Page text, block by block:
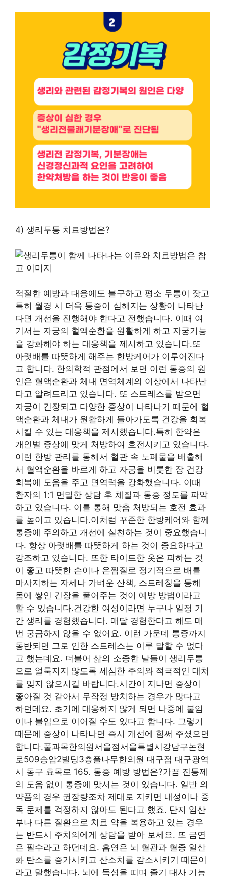
4) 생리두통 치료방법은?
적절한 예방과 대응에도 불구하고 평소 두통이 잦고
특히 월경 시 더욱 통증이 심해지는 상황이 나타난
다면 개선을 진행해야 한다고 전했습니다. 이때 여
기서는 자궁의 혈액순환을 원활하게 하고 자궁기능
을 강화해야 하는 대응책을 제시하고 있습니다.또
아랫배를 따뜻하게 해주는 한방케어가 이루어진다
고 합니다. 한의학적 관점에서 보면 이런 통증의 원
인은 혈액순환과 체내 면역체계의 이상에서 나타난
다고 알려드리고 있습니다. 또 스트레스를 받으면
자궁이 긴장되고 다양한 증상이 나타나기 때문에 혈
액순환과 체내가 원활하게 돌아가도록 건강을 회복
시킬 수 있는 대응책을 제시했습니다.특히 한약은
개인별 증상에 맞게 처방하여 호전시키고 있습니다.
이런 한방 관리를 통해서 혈관 속 노폐물을 배출해
서 혈액순환을 바르게 하고 자궁을 비롯한 장 건강
회복에 도움을 주고 면역력을 강화했습니다. 이때
환자의 1:1 면밀한 상담 후 체질과 통증 정도를 파악
하고 있습니다. 이를 통해 맞춤 처방되는 호전 효과
를 높이고 있습니다.이처럼 꾸준한 한방케어와 함께
통증에 주의하고 개선에 실천하는 것이 중요했습니
다. 항상 아랫배를 따뜻하게 하는 것이 중요하다고
강조하고 있습니다. 또한 타이트한 옷은 피하는 것
이 좋고 따뜻한 손이나 온찜질로 정기적으로 배를
마사지하는 자세나 가벼운 산책, 스트레칭을 통해
몸에 쌓인 긴장을 풀어주는 것이 예방 방법이라고
할 수 있습니다.건강한 여성이라면 누구나 일정 기
간 생리를 경험했습니다. 매달 경험한다고 해도 매
번 궁금하지 않을 수 없어요. 이런 가운데 통증까지
동반되면 그로 인한 스트레스는 이루 말할 수 없다
고 했는데요. 더불어 삶의 소중한 날들이 생리두통
으로 얼룩지지 않도록 세심한 주의와 적극적인 대처
를 잊지 않으시길 바랍니다.시간이 지나면 증상이
좋아질 것 같아서 무작정 방치하는 경우가 많다고
하던데요. 초기에 대응하지 않게 되면 나중에 불임
이나 불임으로 이어질 수도 있다고 합니다. 그렇기
때문에 증상이 나타나면 즉시 개선에 힘써 주셨으면
합니다.풀과목한의원서울점서울특별시강남구논현
로509송암2빌딩3층풀나무한의원 대구점 대구광역
시 동구 효목로 165. 통증 예방 방법은?가끔 진통제
의 도움 없이 통증에 맞서는 것이 있습니다. 일반 의
약품의 경우 권장량조차 제대로 지키면 내성이나 중
독 문제를 걱정하지 않아도 된다고 했죠. 단지 임산
부나 다른 질환으로 치료 약을 복용하고 있는 경우
는 반드시 주치의에게 상담을 받아 보세요. 또 금연
은 필수라고 하던데요. 흡연은 뇌 혈관과 혈중 일산
화 탄소를 증가시키고 산소치를 감소시키기 때문이
라고 말했습니다. 뇌에 독성을 띠며 줄기 대사 기능